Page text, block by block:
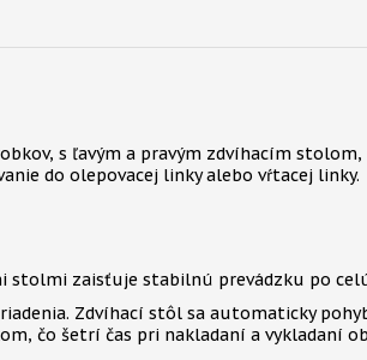
s ľavým a pravým zdvíhacím
do olepovacej linky alebo vŕtacej linky.
stolmi zaisťuje stabilnú prevádzku po
Zdvíhací stôl sa automaticky
čo šetrí čas pri nakladaní a vykladaní